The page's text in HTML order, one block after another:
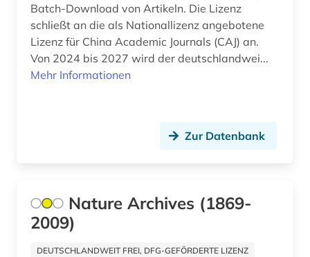
internetportal (1)
jahrbuch (1)
kernphysik (1)
Batch-Download von Artikeln. Die Lizenz
schließt an die als Nationallizenz angebotene
Lizenz für China Academic Journals (CAJ) an.
Von 2024 bis 2027 wird der deutschlandwei...
Mehr Informationen
Zur Datenbank
Nature Archives (1869-
2009)
DEUTSCHLANDWEIT FREI, DFG-GEFÖRDERTE LIZENZ